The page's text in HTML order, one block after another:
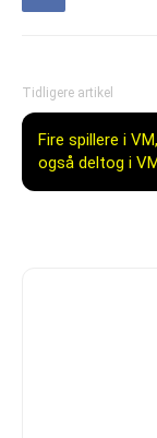
Tidligere artikel
Fire spillere i
også deltog i